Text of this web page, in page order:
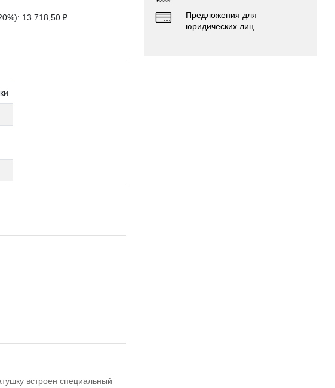
13 718,50 ₽
встроен специальный
Предложения для
юридических лиц